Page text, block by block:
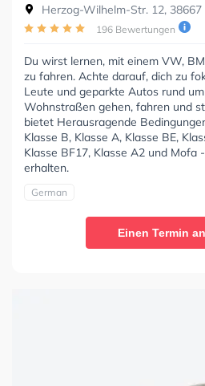
Herzog-Wilhelm-Str. 12, 38667
196 Bewertungen
Du wirst lernen, mit einem VW,
zu fahren. Achte darauf, dich zu
Leute und geparkte Autos rund
Wohnstraßen gehen, fahren und
bietet Herausragende
Klasse B, Klasse A, Klasse BE,
Klasse BF17, Klasse A2 und Mofa
erhalten.
German
Einen Termin